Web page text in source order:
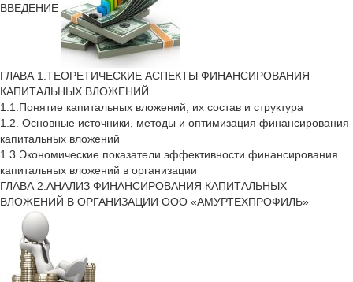
ВВЕДЕНИЕ
ГЛАВА 1.ТЕОРЕТИЧЕСКИЕ АСПЕКТЫ ФИНАНСИРОВАНИЯ
КАПИТАЛЬНЫХ ВЛОЖЕНИЙ
1.1.Понятие капитальных вложений, их состав и структура
1.2. Основные источники, методы и оптимизация финансирования
капитальных вложений
1.3.Экономические показатели эффективности финансирования
капитальных вложений в организации
ГЛАВА 2.АНАЛИЗ ФИНАНСИРОВАНИЯ КАПИТАЛЬНЫХ
ВЛОЖЕНИЙ В ОРГАНИЗАЦИИ ООО «АМУРТЕХПРОФИЛЬ»